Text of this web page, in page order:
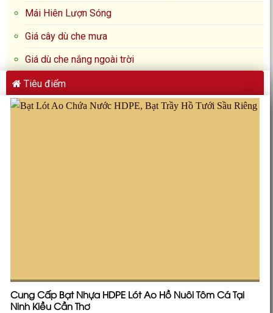
Mái Hiên Lượn Sóng
Giá cây dù che mưa
Giá dù che nắng ngoài trời
Tiêu điểm
Cung Cấp Bạt Nhựa HDPE Lót Ao Hồ Nuôi Tôm Cá Tại
Ninh Kiều Cần Thơ